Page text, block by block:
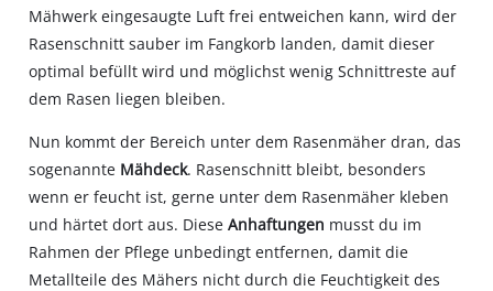
Mähwerk eingesaugte Luft frei entweichen kann, wird der
Rasenschnitt sauber im Fangkorb landen, damit dieser
optimal befüllt wird und möglichst wenig Schnittreste auf
dem Rasen liegen bleiben.
Nun kommt der Bereich unter dem Rasenmäher dran, das
sogenannte Mähdeck. Rasenschnitt bleibt, besonders
wenn er feucht ist, gerne unter dem Rasenmäher kleben
und härtet dort aus. DieseAnhaftungen musst du im
Rahmen der Pflege unbedingt entfernen, damit die
Metallteile des Mähers nicht durch die Feuchtigkeit des